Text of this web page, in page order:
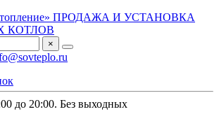
×
до 20:00. Без выходных